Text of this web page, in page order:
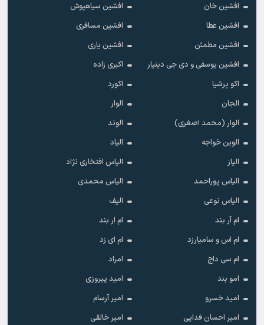
افشین خان
افشین سیاهپوش
افشین عطا
افشین مسافری
افشین مطمئن
افشین یاری
افشین یوسفی و دی جی دینیار
اکبری زاده
اکو پرشیا
اکورد
الجان
الوار
الوار (محمد اصغری)
الوند
الوین خواجه
الیاد
الیاز
الیاس افتخاری نژاد
الیاس پوراحمد
الیاس محمدی
الیاس نوعی
الیف
ام آر بند
ام ار بند
ام اس و سامیارزد
ام ای زد
ام سی داج
امراد
امو بند
امید پیروزی
امید خسرو
امیر آرسام
امیر احسان فدایی
امیر خالقى